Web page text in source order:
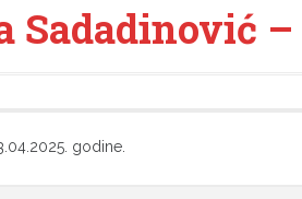
Sadadinović
godine.